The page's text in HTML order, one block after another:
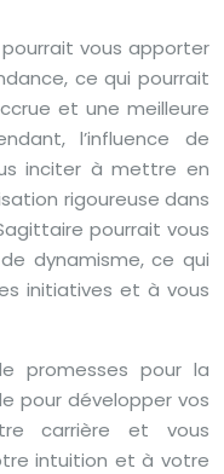
vous apporter
ce qui pourrait
et une meilleure
l’influence de
inciter à mettre en
rigoureuse dans
pourrait vous
dynamisme, ce qui
initiatives et à vous
promesses pour la
pour développer vos
carrière et vous
intuition et à votre